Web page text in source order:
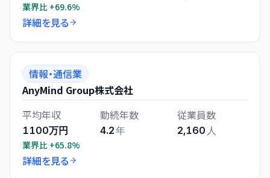
業界比 +69.6%
詳細を見る
情報・通信業
AnyMind Group株式会社
平均年収
1100万円
業界比 +65.8%
勤続年数
4.2年
従業員数
2,160 人
詳細を見る